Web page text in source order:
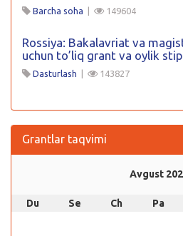
Barcha soha | 149604
Rossiya: Bakalavriat va
uchun to’liq grant va oylik
Dasturlash | 143827
Grantlar taqvimi
Avgust
Du Se Ch Pa